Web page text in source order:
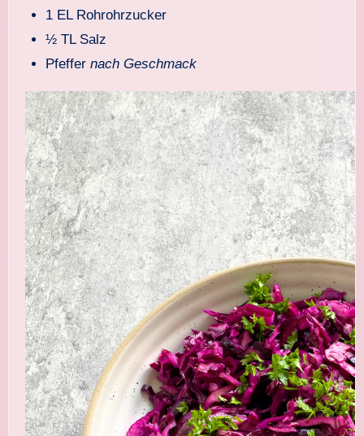
1 EL Rohrohrzucker
½ TL Salz
Pfeffernach Geschmack